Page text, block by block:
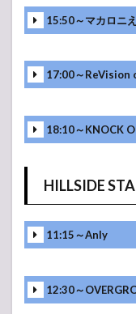
15:50～マカロニ
17:00～ReVision
18:10～KNOCK
HILLSIDE
11:15～Anly
12:30～